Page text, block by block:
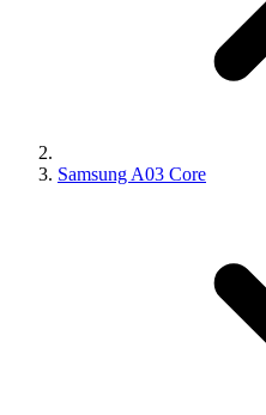
Samsung A03 Core